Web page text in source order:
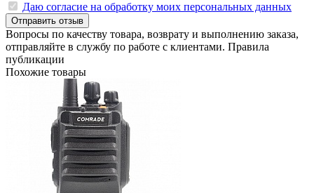
Даю согласие на обработку моих персональных данных
Отправить отзыв
Вопросы по качеству товара, возврату и выполнению заказа,
отправляйте в службу по работе с клиентами. Правила
публикации
Похожие товары